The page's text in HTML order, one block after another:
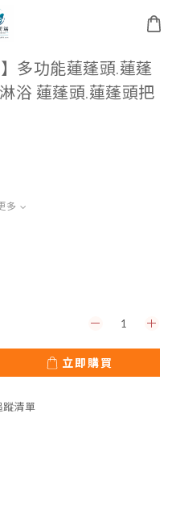
多功能蓮蓬頭.蓮蓬
浴 蓮蓬頭.蓮蓬頭把
多
立即購買
蹤清單